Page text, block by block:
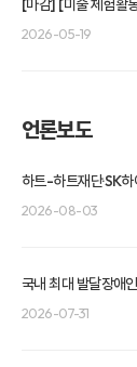
2026-05-19
언론보도
2026-08-03
2026-07-31